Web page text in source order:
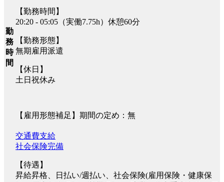
勤
務
時
間
【勤務時間】
20:20 - 05:05（実働7.75h）休憩60分
【勤務形態】
無期雇用派遣
【休日】
土日祝休み
【雇用形態補足】期間の定め：無
交通費支給
社会保険完備
【待遇】
昇給昇格、日払い/週払い、社会保険(雇用保険・健康保